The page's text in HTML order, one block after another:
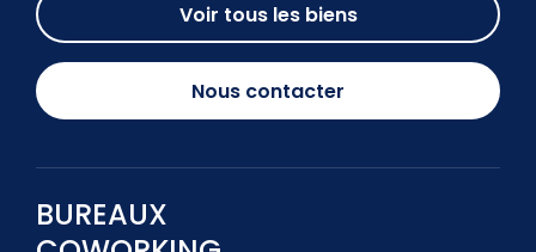
Voir tous les biens
Nous contacter
BUREAUX